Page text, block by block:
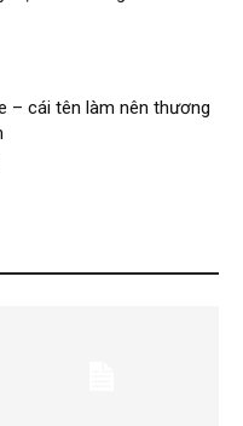
– cái tên làm nên thương